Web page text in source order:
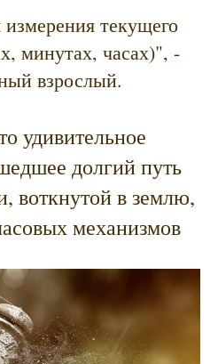
текущего
минутах, часах)", -
взрослый.
удивительное
долгий путь
воткнутой в землю,
механизмов